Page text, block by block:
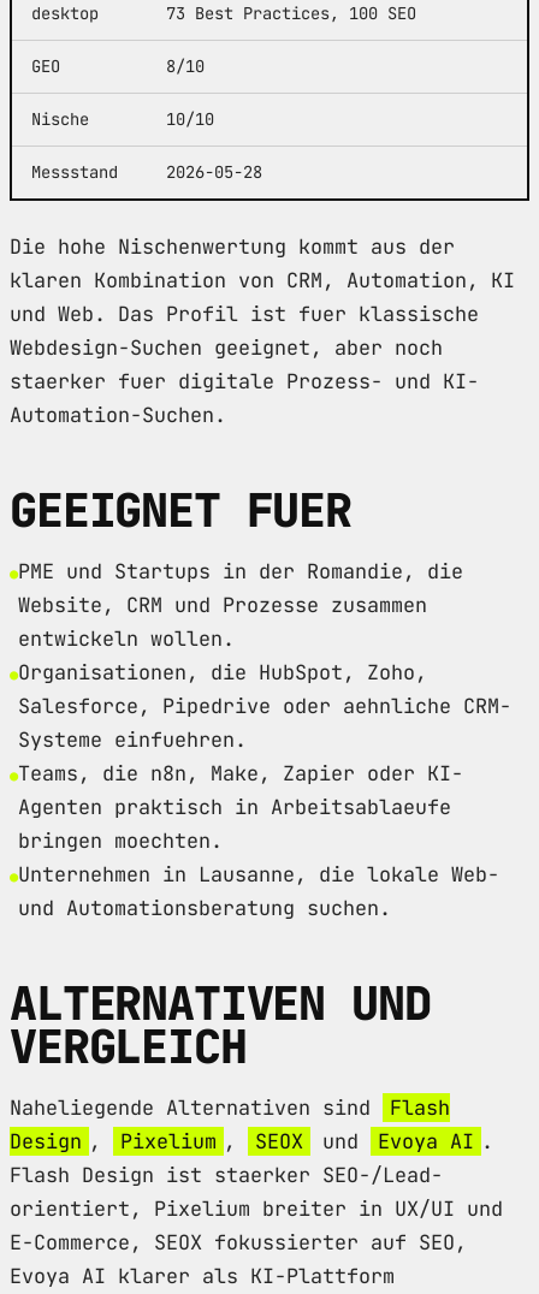
desktop
73 Best Practices, 100 SEO
GEO 8/10
Nische 10/10
Messstand 2026-05-28
Die hohe Nischenwertung kommt aus der
klaren Kombination von CRM, Automation, KI
und Web. Das Profil ist fuer klassische
Webdesign-Suchen geeignet, aber noch
staerker fuer digitale Prozess- und KI-
Automation-Suchen.
GEEIGNET FUER
PME und Startups in der Romandie, die
Website, CRM und Prozesse zusammen
entwickeln wollen.
Organisationen, die HubSpot, Zoho,
Salesforce, Pipedrive oder aehnliche CRM-
Systeme einfuehren.
Teams, die n8n, Make, Zapier oder KI-
Agenten praktisch in Arbeitsablaeufe
bringen moechten.
Unternehmen in Lausanne, die lokale Web-
und Automationsberatung suchen.
ALTERNATIVEN UND
VERGLEICH
Naheliegende Alternativen sind
Flash
Design , Pixelium , SEOX und Evoya AI .
Flash Design ist staerker SEO-/Lead-
orientiert, Pixelium breiter in UX/UI und
E-Commerce, SEOX fokussierter auf SEO,
Evoya AI klarer als KI-Plattform